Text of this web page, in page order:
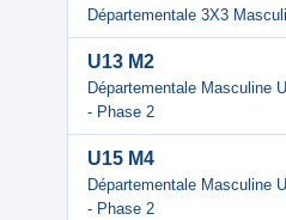
Départementale 3X3
U13 M2
Départementale Masculine
- Phase 2
U15 M4
Départementale Masculine
- Phase 2